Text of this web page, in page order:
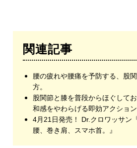
関連記事
腰の疲れや腰痛を予防する、股
方。
股関節と膝を普段からほぐして
和感をやわらげる即効アクション
4月21日発売！ Dr.クロワッサン
腰、巻き肩、スマホ首。』